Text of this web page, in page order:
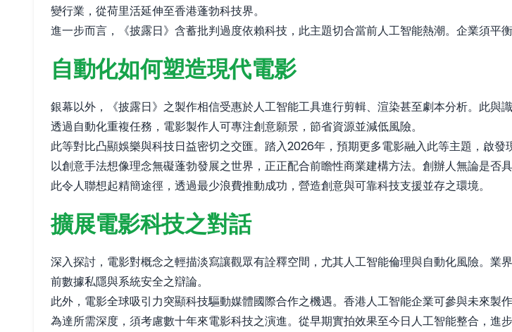
變行業，從荷里活延伸至香港蓬勃科技界。
進一步而言，《披露日》含蓄批判過度依賴科技，此主題切合當前人工智能熱潮。企業須平
自動化如何塑造現代電影
銀幕以外，《披露日》之製作相信受惠於人工智能工具進行剪輯、渲染甚至劇本分析。此與
透過自動化重複任務，電影製作人可專注創意願景，節省資源並減低風險。
此等對比凸顯娛樂與科技日益密切之交匯。踏入2026年，預期更多電影融入此等主題，啟發
以創意手法想像理念無礙蓬勃發展之世界，正正配合前瞻性商業建構方法。創辦人無論是否
此令人聯想起精簡途徑，透過最少浪費推動成功，營造創意與可靠科技支援並存之環境。
擴展電影科技之對話
深入探討，電影對概念之輕描淡寫讓觀眾有詮釋空間，尤其人工智能倫理與自動化風險。
前數據私隱與系統安全之辯論。
此外，電影全球吸引力突顯科技驅動媒體國際合作之機遇。香港人工智能企業可參與未來製
為達所需深度，須考慮數十年來電影科技之演進。從早期實拍效果至今日人工智能整合，